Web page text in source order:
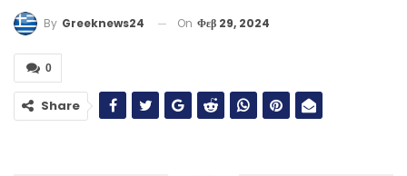
By Greeknews24 On Φεβ 29, 2024
0
Share